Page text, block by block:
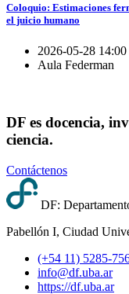
Coloquio: Estimaciones
el juicio humano
2026-05-28 14:00
Aula Federman
DF es docencia,
ciencia.
Contáctenos
DF:
Pabellón I, Ciudad
(+54 11) 5285-
info@df.uba.ar
https://df.uba.ar